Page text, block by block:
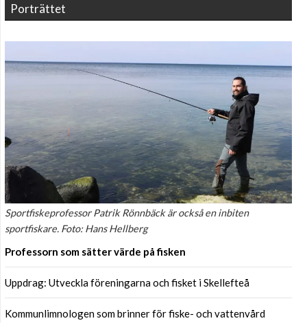
Porträttet
Sportfiskeprofessor Patrik Rönnbäck är också en inbiten
sportfiskare. Foto: Hans Hellberg
Professorn som sätter värde på fisken
Uppdrag: Utveckla föreningarna och fisket i Skellefteå
Kommunlimnologen som brinner för fiske- och vattenvård